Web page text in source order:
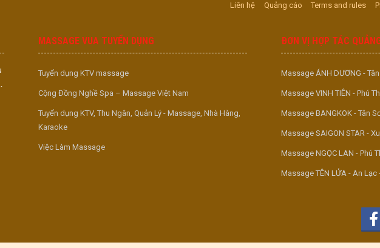
Liên hệ Quảng cáo Terms and rules
MASSAGE VUA TUYỂN DỤNG
Tuyển dụng KTV massage
Cộng Đồng Nghề Spa – Massage Việt Nam
Tuyển dụng KTV, Thu Ngân, Quản Lý - Massage, Nhà Hàng,
Karaoke
Việc Làm Massage
ĐƠN VỊ HỢP TÁC
Massage ÁNH DƯƠNG -
Massage VINH TIÊN - Phú
Massage BANGKOK - Tân
Massage SAIGON STAR -
Massage NGỌC LAN - Phú
Massage TÊN LỬA - An Lạc